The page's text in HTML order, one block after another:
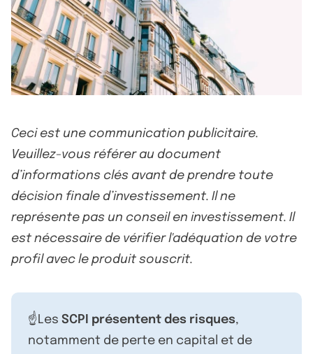
Ceci est une communication publicitaire.
Veuillez-vous référer au document
d’informations clés avant de prendre toute
décision finale d’investissement. Il ne
représente pas un conseil en investissement. Il
est nécessaire de vérifier l'adéquation de votre
profil avec le produit souscrit.
☝️Les SCPI présentent des risques,
notamment de perte en capital et de